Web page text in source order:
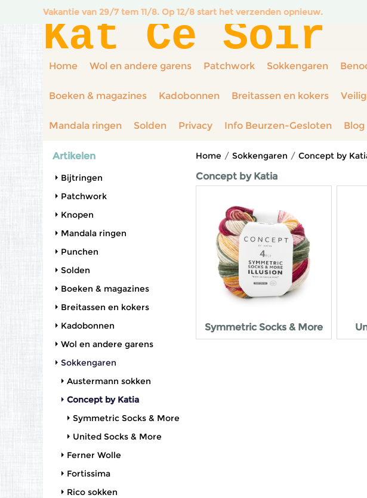
Vakantie van 29/7 tem 11/8. Op 12/8 start het verzenden opnieuw.
Kat Ce Soir
Home Wol en andere garens Patchwork Sokkengaren
Boeken & magazines Kadobonnen Breitassen en kokers
Mandala ringen Solden Privacy Info Beurzen-Gesloten Blog
Artikelen
Bijtringen
Patchwork
Knopen
Mandala ringen
Punchen
Solden
Boeken & magazines
Breitassen en kokers
Kadobonnen
Wol en andere garens
Sokkengaren
Austermann sokken
Concept by Katia
Symmetric Socks & More
United Socks & More
Ferner Wolle
Fortissima
Rico sokken
Home / Sokkengaren / Concept by
Concept by Katia
Symmetric Socks & More